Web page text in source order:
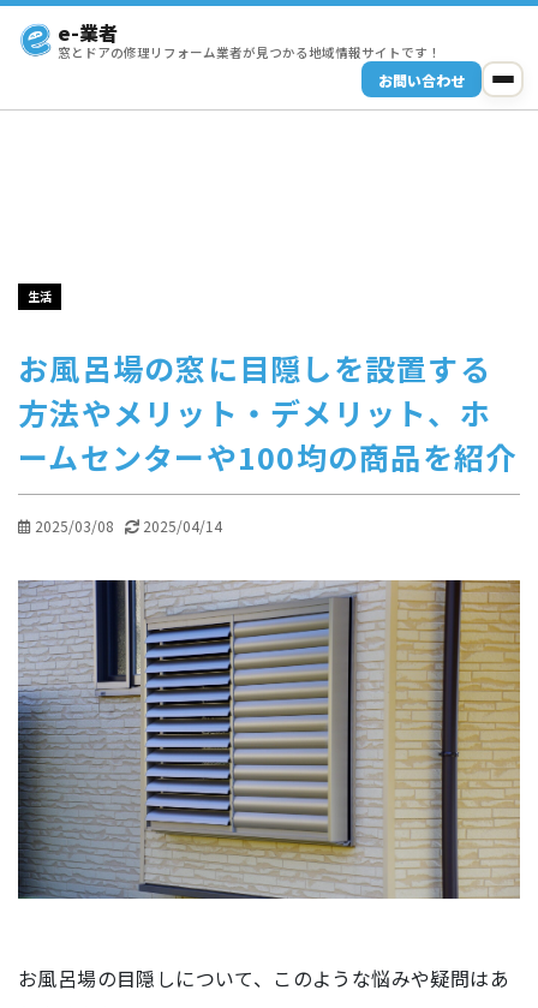
e-業者
窓とドアの修理リフォーム業者が見つかる地域情報サイトです！
お問い合わせ
生活
お風呂場の窓に目隠しを設置する
方法やメリット・デメリット、ホ
ームセンターや100均の商品を紹介
2025/03/08 2025/04/14
お風呂場の目隠しについて、このような悩みや疑問はあ